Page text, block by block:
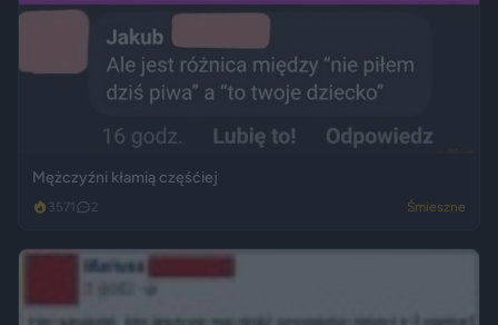
Mężczyźni kłamią częśćiej
3571 2 Śmieszne